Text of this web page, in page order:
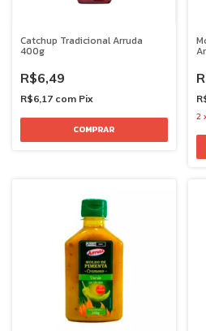
Catchup Tradicional Arruda
400g
R$6,49
R$6,17 com Pix
2